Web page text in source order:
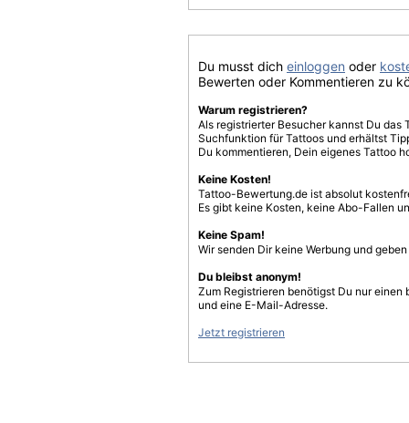
Du musst dich einloggen oder
Bewerten oder Kommentieren zu
Warum registrieren?
Als registrierter Besucher kannst Du
Suchfunktion für Tattoos und erhältst
Du kommentieren, Dein eigenes Tattoo
Keine Kosten!
Tattoo-Bewertung.de ist absolut
Es gibt keine Kosten, keine Abo-Fallen
Keine Spam!
Wir senden Dir keine Werbung und
Du bleibst anonym!
Zum Registrieren benötigst Du nur einen
und eine E-Mail-Adresse.
Jetzt registrieren